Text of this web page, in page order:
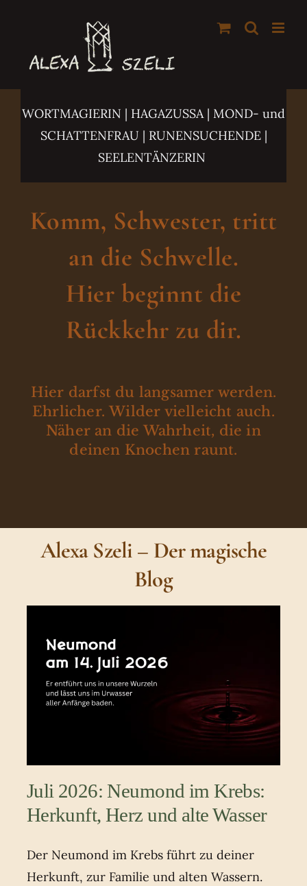
springen
WORTMAGIERIN | HAGAZUSSA | MOND- und
SCHATTENFRAU | RUNENSUCHENDE |
SEELENTÄNZERIN
Komm, Schwester, tritt
an die Schwelle.
Hier beginnt die
Rückkehr zu dir.
Hier darfst du langsamer werden.
Ehrlicher. Wilder vielleicht auch.
Näher an die Wahrheit, die in
deinen Knochen raunt.
Alexa Szeli – Der magische
Blog
Juli 2026: Neumond im Krebs:
Herkunft, Herz und alte Wasser
Der Neumond im Krebs führt zu deiner
Herkunft, zur Familie und alten Wassern.